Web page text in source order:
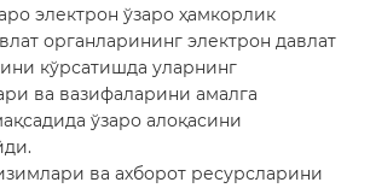
электрон ўзаро ҳамкорлик
органларининг электрон давлат
кўрсатишда уларнинг
ва вазифаларини амалга
ўзаро алоқасини
ва ахборот ресурсларини